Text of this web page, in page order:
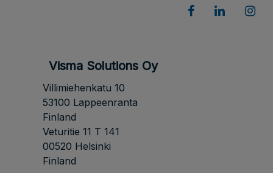
Visma Solutions Oy
Villimiehenkatu 10
53100 Lappeenranta
Finland
Veturitie 11 T 141
00520 Helsinki
Finland